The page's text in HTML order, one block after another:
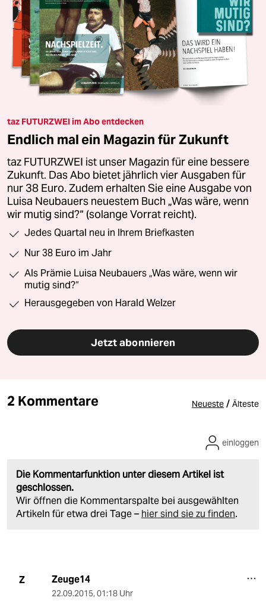
taz FUTURZWEI im Abo entdecken
Endlich mal ein Magazin für Zukunft
taz FUTURZWEI ist unser Magazin für eine bessere
Zukunft. Das Abo bietet jährlich vier Ausgaben für
nur 38 Euro. Zudem erhalten Sie eine Ausgabe von
Luisa Neubauers neuestem Buch „Was wäre, wenn
wir mutig sind?“ (solange Vorrat reicht).
Jedes Quartal neu in Ihrem Briefkasten
Nur 38 Euro im Jahr
Als Prämie Luisa Neubauers „Was wäre, wenn wir
mutig sind?“
Herausgegeben von Harald Welzer
Jetzt abonnieren
2 Kommentare Neueste / Älteste
Die Kommentarfunktion unter diesem Artikel ist
geschlossen.
Wir öffnen die Kommentarspalte bei ausgewählten
Artikeln für etwa drei Tage – hier sind sie zu finden.
einloggen
Z Zeuge14
22.09.2015, 01:18 Uhr